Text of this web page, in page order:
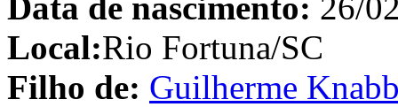
Local:Rio Fortuna/SC
Filho de: Guilherme